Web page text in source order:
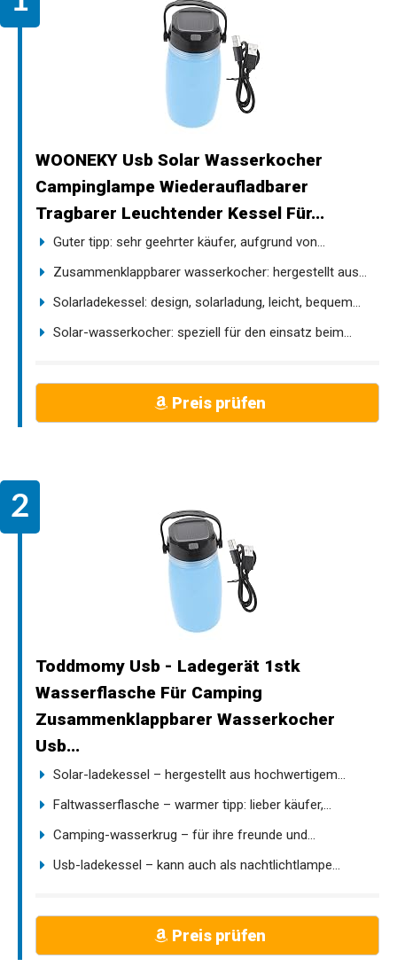
WOONEKY Usb Solar Wasserkocher
Campinglampe Wiederaufladbarer
Tragbarer Leuchtender Kessel Für...
Guter tipp: sehr geehrter käufer, aufgrund von...
Zusammenklappbarer wasserkocher: hergestellt aus...
Solarladekessel: design, solarladung, leicht, bequem...
Solar-wasserkocher: speziell für den einsatz beim...
Preis prüfen
Toddmomy Usb - Ladegerät 1stk
Wasserflasche Für Camping
Zusammenklappbarer Wasserkocher
Usb...
Solar-ladekessel – hergestellt aus hochwertigem...
Faltwasserflasche – warmer tipp: lieber käufer,...
Camping-wasserkrug – für ihre freunde und...
Usb-ladekessel – kann auch als nachtlichtlampe...
Preis prüfen